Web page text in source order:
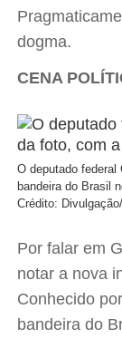
dogma.
CENA
O deputado
bandeira do Brasil
Crédito:
Por falar em
notar a nova
Conhecido
bandeira do